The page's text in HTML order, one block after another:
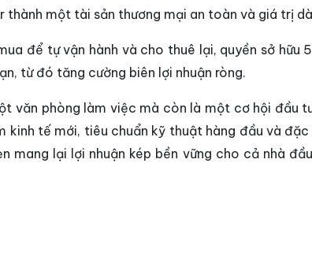
một tài sản thương mại an toàn và giá trị
để tự vận hành và cho thuê lại, quyền sở hữu
từ đó tăng cường biên lợi nhuận ròng.
văn phòng làm việc mà còn là một cơ hội đầu
kinh tế mới, tiêu chuẩn kỹ thuật hàng đầu và
mang lại lợi nhuận kép bền vững cho cả nhà